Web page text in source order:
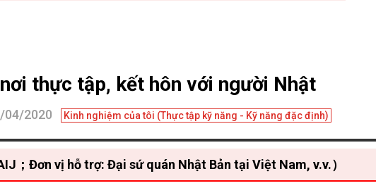
thực tập, kết hôn với người Nhật
04/2020 Kinh nghiệm của tôi (Thực tập kỹ năng - Kỹ năng đặc định)
；Đơn vị hỗ trợ: Đại sứ quán Nhật Bản tại Việt Nam, v.v.）